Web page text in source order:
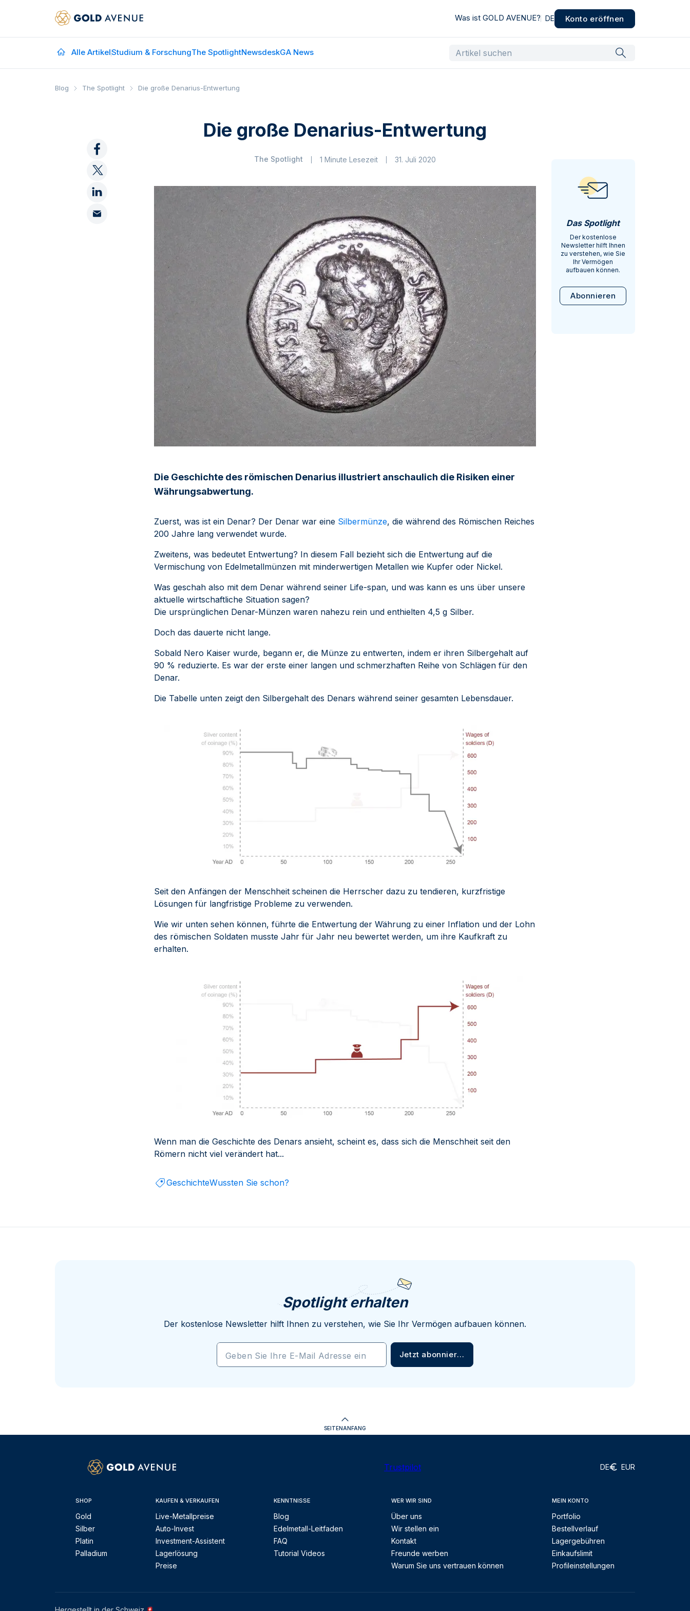
Was ist GOLD AVENUE? DE Konto eröffnen
Alle ArtikelStudium & ForschungThe SpotlightNewsdeskGA News
Blog The Spotlight Die große Denarius-Entwertung
Die große Denarius-Entwertung
The Spotlight 1 Minute Lesezeit 31. Juli 2020
Die Geschichte des römischen Denarius illustriert anschaulich die Risiken einer
Währungsabwertung.
Zuerst, was ist ein Denar? Der Denar war eine Silbermünze, die während des Römischen Reiches
200 Jahre lang verwendet wurde.
Zweitens, was bedeutet Entwertung? In diesem Fall bezieht sich die Entwertung auf die
Vermischung von Edelmetallmünzen mit minderwertigen Metallen wie Kupfer oder Nickel.
Was geschah also mit dem Denar während seiner Life-span, und was kann es uns über unsere
aktuelle wirtschaftliche Situation sagen?
Die ursprünglichen Denar-Münzen waren nahezu rein und enthielten 4,5 g Silber.
Doch das dauerte nicht lange.
Sobald Nero Kaiser wurde, begann er, die Münze zu entwerten, indem er ihren Silbergehalt auf
90 % reduzierte. Es war der erste einer langen und schmerzhaften Reihe von Schlägen für den
Denar.
Die Tabelle unten zeigt den Silbergehalt des Denars während seiner gesamten Lebensdauer.
Seit den Anfängen der Menschheit scheinen die Herrscher dazu zu tendieren, kurzfristige
Lösungen für langfristige Probleme zu verwenden.
Wie wir unten sehen können, führte die Entwertung der Währung zu einer Inflation und der Lohn
des römischen Soldaten musste Jahr für Jahr neu bewertet werden, um ihre Kaufkraft zu
erhalten.
Wenn man die Geschichte des Denars ansieht, scheint es, dass sich die Menschheit seit den
Römern nicht viel verändert hat...
GeschichteWussten Sie schon?
Das Spotlight
Der kostenlose
Newsletter hilft Ihnen
zu verstehen, wie Sie
Ihr Vermögen
aufbauen können.
Abonnieren
Spotlight erhalten
Der kostenlose Newsletter hilft Ihnen zu verstehen, wie Sie Ihr Vermögen aufbauen können.
Geben Sie Ihre E-Mail Adresse ein Jetzt abonnieren
SEITENANFANG
Trustpilot DE EUR
SHOP
Gold
Silber
Platin
Palladium
KAUFEN & VERKAUFEN
Live-Metallpreise
Auto-Invest
Investment-Assistent
Lagerlösung
Preise
KENNTNISSE
Blog
Edelmetall-Leitfaden
FAQ
Tutorial Videos
WER WIR SIND
Über uns
Wir stellen ein
Kontakt
Freunde werben
Warum Sie uns vertrauen können
MEIN KONTO
Portfolio
Bestellverlauf
Lagergebühren
Einkaufslimit
Profileinstellungen